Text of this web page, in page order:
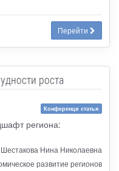
Перейти
роста
Конференци статья
региона:
Шестакова Нина Николаевна
развитие регионов